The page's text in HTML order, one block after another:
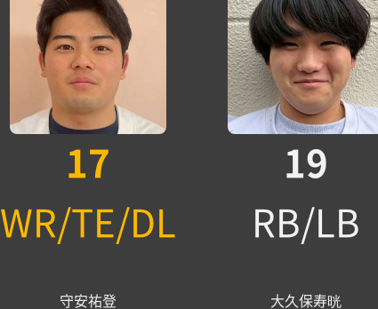
17
WR/TE/DL
守安祐登
19
RB/LB
大久保寿晄